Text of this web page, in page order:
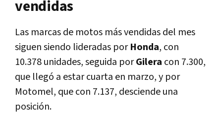
vendidas
Las marcas de motos más vendidas del mes
siguen siendo lideradas porHonda, con
10.378 unidades, seguida porGilera con 7.300,
que llegó a estar cuarta en marzo, y por
Motomel, que con 7.137, desciende una
posición.